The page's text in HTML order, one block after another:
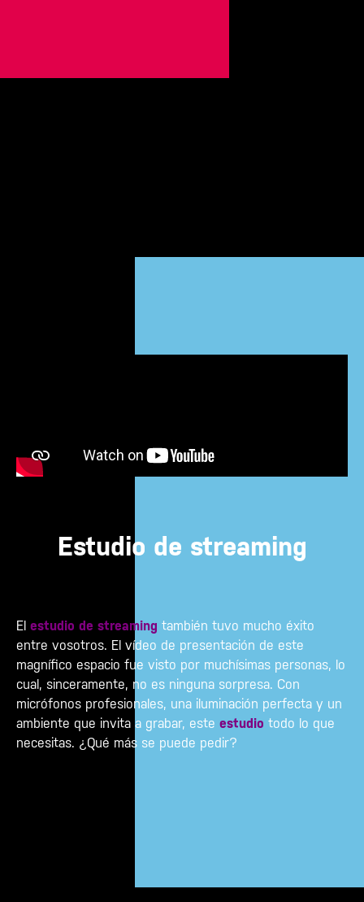
Estudio de streaming
El estudio de streaming también tuvo mucho éxito
entre vosotros. El vídeo de presentación de este
magnífico espacio fue visto por muchísimas personas, lo
cual, sinceramente, no es ninguna sorpresa. Con
micrófonos profesionales, una iluminación perfecta y un
ambiente que invita a grabar, este estudio todo lo que
necesitas. ¿Qué más se puede pedir?